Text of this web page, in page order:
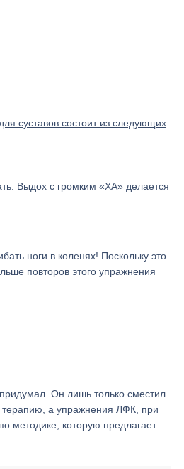
суставов состоит из следующих
Выдох с громким «ХА» делается
ноги в коленях! Поскольку это
повторов этого упражнения
Он лишь только сместил
терапию, а упражнения ЛФК, при
методике, которую предлагает